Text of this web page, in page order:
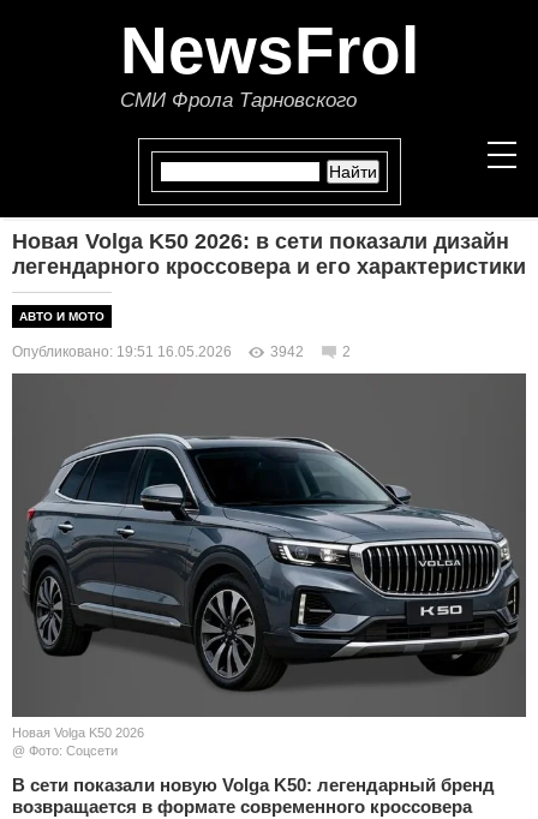
NewsFrol
СМИ Фрола Тарновского
НОВОСТИ
ПОЛИТИКА
В МИРЕ
ОБЩЕСТВО
КУЛЬТУРА
НАУКА
СПОРТ
АВТО И МОТО
Новая Volga K50 2026: в сети показали дизайн
легендарного кроссовера и его характеристики
АВТО И МОТО
Опубликовано: 19:51 16.05.2026 3942 2
Новая Volga K50 2026
@ Фото: Соцсети
В сети показали новую Volga K50: легендарный бренд
возвращается в формате современного кроссовера